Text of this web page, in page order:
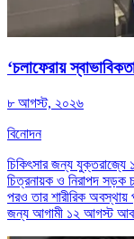
‘চলাফেরায়
৮ আগস্ট, ২০২৬
বিনোদন
চিকিৎসার জন্য যুক্তরাজ্যে
চিত্রনায়ক ও নিরাপদ সড়ক
পরও তার শারীরিক অবস্থায়
জন্য আগামী ১২ আগস্ট